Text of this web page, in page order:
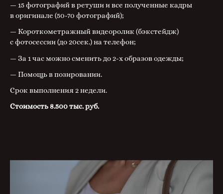
— 15 фотографий в ретуши и все полученные кадры
в оригинале (50-70 фотографий);
— Короткометражный видеоролик (бэкстейдж)
с фотосессии (до 20сек.) на телефон;
— За 1 час можно сменить до 2-х образов одежды;
— Помощь в позировании.
Срок выполнения 2 недели.
Стоимость 8.500 тыс. руб.